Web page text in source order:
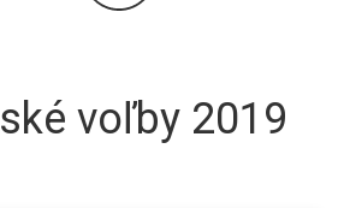
voľby 2019